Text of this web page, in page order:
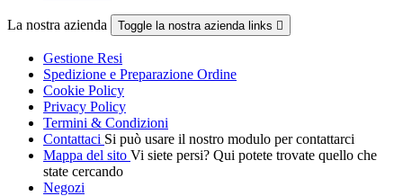
La nostra azienda Toggle la nostra azienda links 
Gestione Resi
Spedizione e Preparazione Ordine
Cookie Policy
Privacy Policy
Termini & Condizioni
Contattaci Si può usare il nostro modulo per contattarci
Mappa del sito Vi siete persi? Qui potete trovate quello che
state cercando
Negozi